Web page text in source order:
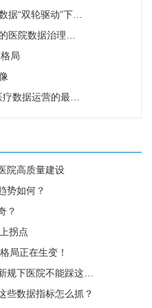
动”下的机遇与挑战
治理体系建设探索
局
的最新国家级信号研判
院高质量建设
势如何？
？
拐点
局正在生变！
医院不能踩这4个雷区
些数据指标怎么抓？